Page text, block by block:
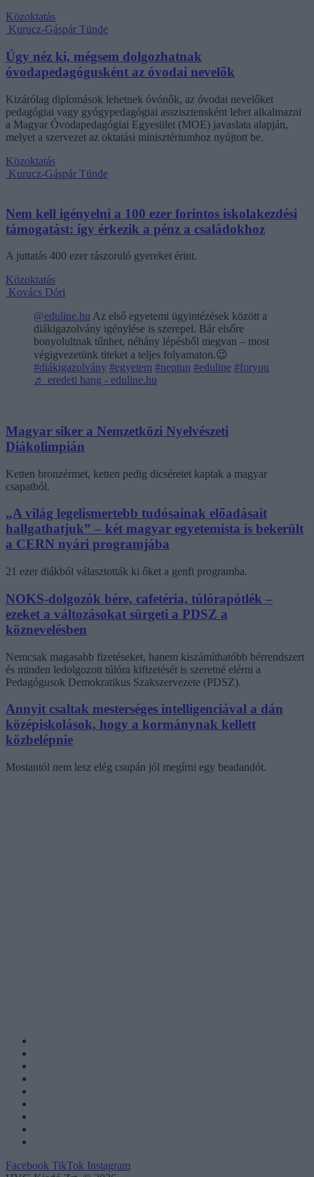
Közoktatás
Kurucz-Gáspár Tünde
Úgy néz ki, mégsem dolgozhatnak
óvodapedagógusként az óvodai nevelők
Kizárólag diplomások lehetnek óvónők, az óvodai nevelőket
pedagógiai vagy gyógypedagógiai asszisztensként lehet alkalmazni
a Magyar Óvodapedagógiai Egyesület (MOE) javaslata alapján,
melyet a szervezet az oktatási minisztériumhoz nyújtott be.
Közoktatás
Kurucz-Gáspár Tünde
Nem kell igényelni a 100 ezer forintos iskolakezdési
támogatást: így érkezik a pénz a családokhoz
A juttatás 400 ezer rászoruló gyereket érint.
Közoktatás
Kovács Dóri
@eduline.hu Az első egyetemi ügyintézések között a
diákigazolvány igénylése is szerepel. Bár elsőre
bonyolultnak tűnhet, néhány lépésből megvan – most
végigvezetünk titeket a teljes folyamaton.😉
#diákigazolvány #egyetem #neptun #eduline #foryou
♬ eredeti hang - eduline.hu
Magyar siker a Nemzetközi Nyelvészeti
Diákolimpián
Ketten bronzérmet, ketten pedig dicséretet kaptak a magyar
csapatból.
„A világ legelismertebb tudósainak előadásait
hallgathatjuk” – két magyar egyetemista is bekerült
a CERN nyári programjába
21 ezer diákból választották ki őket a genfi programba.
NOKS-dolgozók bére, cafetéria, túlórapótlék –
ezeket a változásokat sürgeti a PDSZ a
köznevelésben
Nemcsak magasabb fizetéseket, hanem kiszámíthatóbb bérrendszert
és minden ledolgozott túlóra kifizetését is szeretné elérni a
Pedagógusok Demokratikus Szakszervezete (PDSZ).
Annyit csaltak mesterséges intelligenciával a dán
középiskolások, hogy a kormánynak kellett
közbelépnie
Mostantól nem lesz elég csupán jól megírni egy beadandót.
Facebook TikTok Instagram